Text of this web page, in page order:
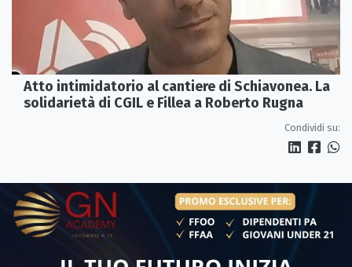
Atto intimidatorio al cantiere di Schiavonea. La
solidarietà di CGIL e Fillea a Roberto Rugna
Condividi su: